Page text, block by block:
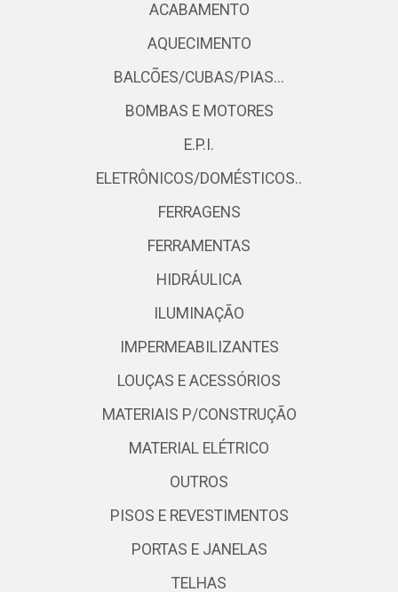
ACABAMENTO
AQUECIMENTO
BALCÕES/CUBAS/PIAS...
BOMBAS E MOTORES
E.P.I.
ELETRÔNICOS/DOMÉSTICOS..
FERRAGENS
FERRAMENTAS
HIDRÁULICA
ILUMINAÇÃO
IMPERMEABILIZANTES
LOUÇAS E ACESSÓRIOS
MATERIAIS P/CONSTRUÇÃO
MATERIAL ELÉTRICO
OUTROS
PISOS E REVESTIMENTOS
PORTAS E JANELAS
TELHAS